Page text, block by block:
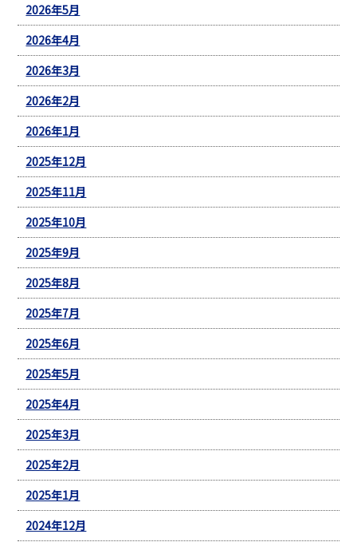
2026年5月
2026年4月
2026年3月
2026年2月
2026年1月
2025年12月
2025年11月
2025年10月
2025年9月
2025年8月
2025年7月
2025年6月
2025年5月
2025年4月
2025年3月
2025年2月
2025年1月
2024年12月